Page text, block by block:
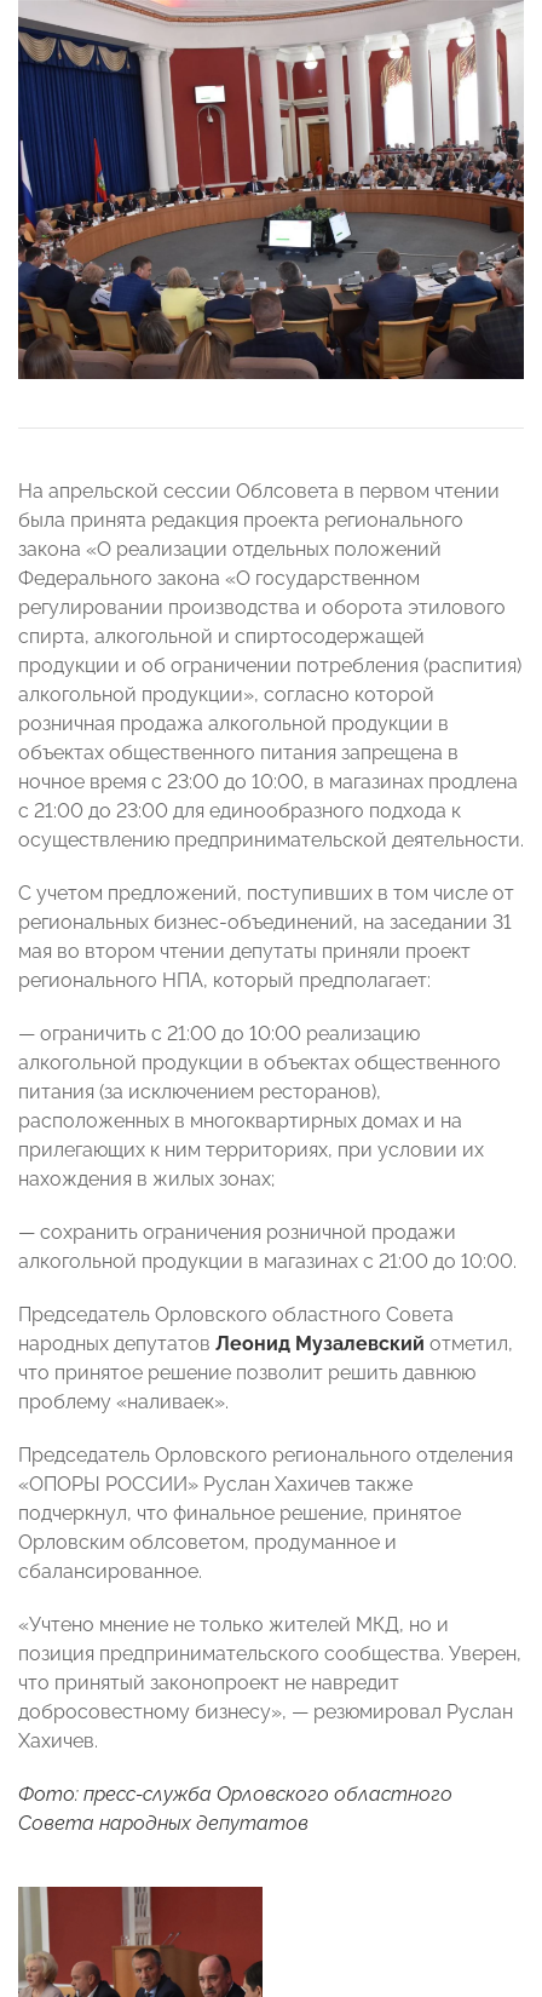
На апрельской сессии Облсовета в первом чтении
была принята редакция проекта регионального
закона «О реализации отдельных положений
Федерального закона «О государственном
регулировании производства и оборота этилового
спирта, алкогольной и спиртосодержащей
продукции и об ограничении потребления (распития)
алкогольной продукции», согласно которой
розничная продажа алкогольной продукции в
объектах общественного питания запрещена в
ночное время с 23:00 до 10:00, в магазинах продлена
с 21:00 до 23:00 для единообразного подхода к
осуществлению предпринимательской деятельности.
С учетом предложений, поступивших в том числе от
региональных бизнес-объединений, на заседании 31
мая во втором чтении депутаты приняли проект
регионального НПА, который предполагает:
— ограничить с 21:00 до 10:00 реализацию
алкогольной продукции в объектах общественного
питания (за исключением ресторанов),
расположенных в многоквартирных домах и на
прилегающих к ним территориях, при условии их
нахождения в жилых зонах;
— сохранить ограничения розничной продажи
алкогольной продукции в магазинах с 21:00 до 10:00.
Председатель Орловского областного Совета
народных депутатов Леонид Музалевский отметил,
что принятое решение позволит решить давнюю
проблему «наливаек».
Председатель Орловского регионального отделения
«ОПОРЫ РОССИИ» Руслан Хахичев также
подчеркнул, что финальное решение, принятое
Орловским облсоветом, продуманное и
сбалансированное.
«Учтено мнение не только жителей МКД, но и
позиция предпринимательского сообщества. Уверен,
что принятый законопроект не навредит
добросовестному бизнесу», — резюмировал Руслан
Хахичев.
Фото: пресс-служба Орловского областного
Совета народных депутатов